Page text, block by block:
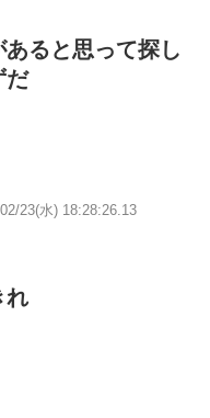
ると思って探し
だ
23(水) 18:28:26.13
れ